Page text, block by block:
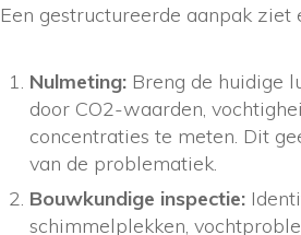
Een gestructureerde aanpak ziet
Nulmeting: Breng de huidige
door CO2-waarden,
concentraties te meten. Dit
van de problematiek.
Bouwkundige inspectie:
schimmelplekken,